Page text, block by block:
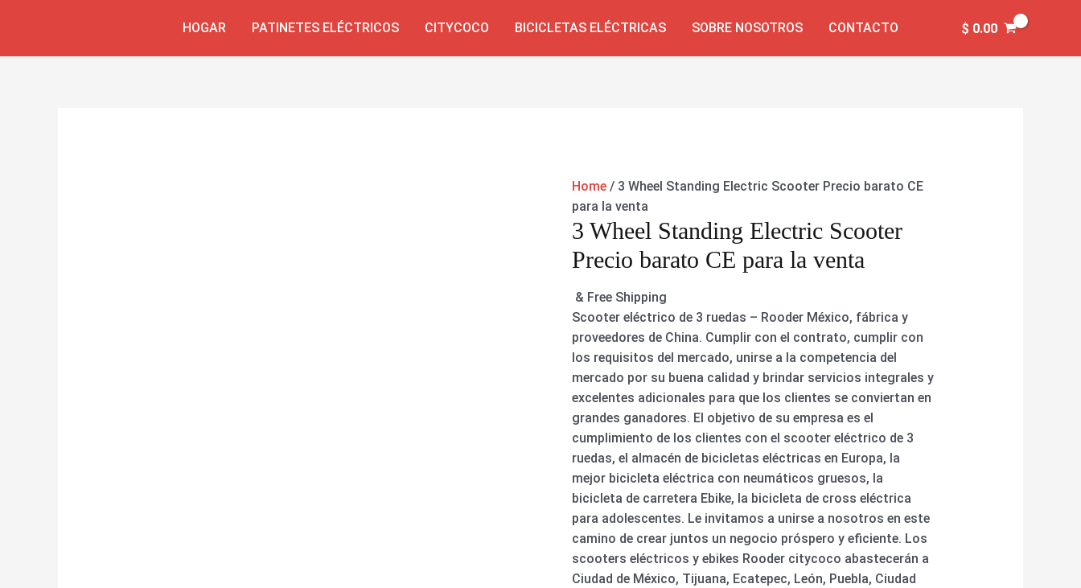
HOGAR PATINETES ELÉCTRICOS CITYCOCO BICICLETAS ELÉCTRICAS SOBRE NOSOTROS CONTACTO $ 0.00
Home / 3 Wheel Standing Electric Scooter Precio barato CE
para la venta
3 Wheel Standing Electric Scooter
Precio barato CE para la venta
& Free Shipping
Scooter eléctrico de 3 ruedas – Rooder México, fábrica y
proveedores de China. Cumplir con el contrato, cumplir con
los requisitos del mercado, unirse a la competencia del
mercado por su buena calidad y brindar servicios integrales y
excelentes adicionales para que los clientes se conviertan en
grandes ganadores. El objetivo de su empresa es el
cumplimiento de los clientes con el scooter eléctrico de 3
ruedas, el almacén de bicicletas eléctricas en Europa, la
mejor bicicleta eléctrica con neumáticos gruesos, la
bicicleta de carretera Ebike, la bicicleta de cross eléctrica
para adolescentes. Le invitamos a unirse a nosotros en este
camino de crear juntos un negocio próspero y eficiente. Los
scooters eléctricos y ebikes Rooder citycoco abastecerán a
Ciudad de México, Tijuana, Ecatepec, León, Puebla, Ciudad